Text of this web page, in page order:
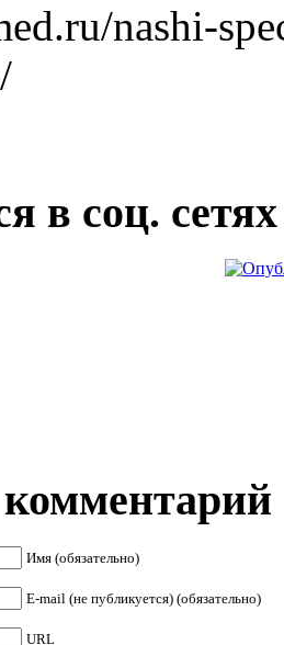
nashi-
в соц. сетях
Имя (обязательно)
E-mail (не публикуется) (обязательно)
URL